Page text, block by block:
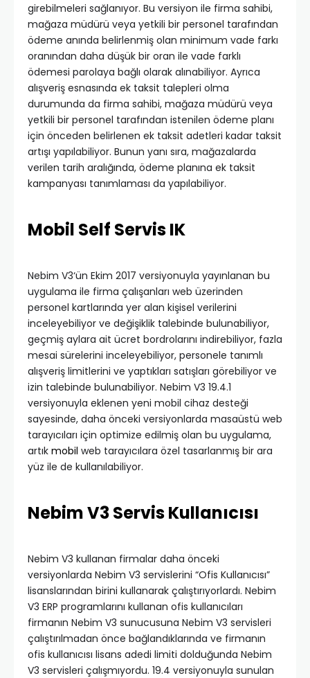
girebilmeleri sağlanıyor. Bu versiyon ile firma sahibi,
mağaza müdürü veya yetkili bir personel tarafından
ödeme anında belirlenmiş olan minimum vade farkı
oranından daha düşük bir oran ile vade farklı
ödemesi parolaya bağlı olarak alınabiliyor. Ayrıca
alışveriş esnasında ek taksit talepleri olma
durumunda da firma sahibi, mağaza müdürü veya
yetkili bir personel tarafından istenilen ödeme planı
için önceden belirlenen ek taksit adetleri kadar taksit
artışı yapılabiliyor. Bunun yanı sıra, mağazalarda
verilen tarih aralığında, ödeme planına ek taksit
kampanyası tanımlaması da yapılabiliyor.
Mobil Self Servis IK
Nebim V3‘ün Ekim 2017 versiyonuyla yayınlanan bu
uygulama ile firma çalışanları web üzerinden
personel kartlarında yer alan kişisel verilerini
inceleyebiliyor ve değişiklik talebinde bulunabiliyor,
geçmiş aylara ait ücret bordrolarını indirebiliyor, fazla
mesai sürelerini inceleyebiliyor, personele tanımlı
alışveriş limitlerini ve yaptıkları satışları görebiliyor ve
izin talebinde bulunabiliyor. Nebim V3 19.4.1
versiyonuyla eklenen yeni mobil cihaz desteği
sayesinde, daha önceki versiyonlarda masaüstü web
tarayıcıları için optimize edilmiş olan bu uygulama,
artık mobil web tarayıcılara özel tasarlanmış bir ara
yüz ile de kullanılabiliyor.
Nebim V3 Servis Kullanıcısı
Nebim V3 kullanan firmalar daha önceki
versiyonlarda Nebim V3 servislerini “Ofis Kullanıcısı”
lisanslarından birini kullanarak çalıştırıyorlardı. Nebim
V3 ERP programlarını kullanan ofis kullanıcıları
firmanın Nebim V3 sunucusuna Nebim V3 servisleri
çalıştırılmadan önce bağlandıklarında ve firmanın
ofis kullanıcısı lisans adedi limiti dolduğunda Nebim
V3 servisleri çalışmıyordu. 19.4 versiyonuyla sunulan